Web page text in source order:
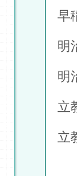
早
明
立
立